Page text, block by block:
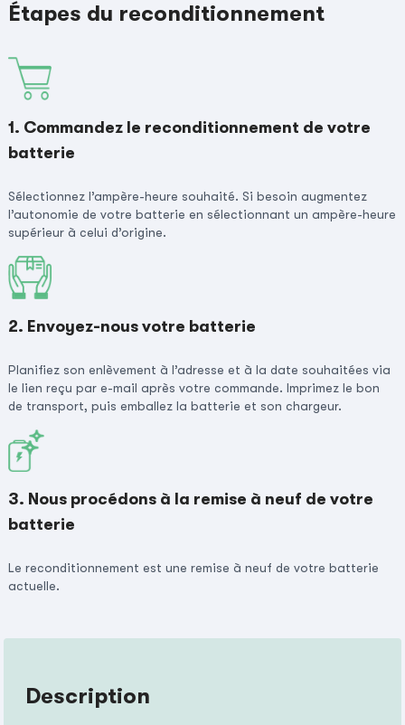
Étapes du reconditionnement
1. Commandez le reconditionnement de votre
batterie
Sélectionnez l’ampère-heure souhaité. Si besoin augmentez
l’autonomie de votre batterie en sélectionnant un ampère-heure
supérieur à celui d’origine.
2. Envoyez-nous votre batterie
Planifiez son enlèvement à l’adresse et à la date souhaitées via
le lien reçu par e-mail après votre commande. Imprimez le bon
de transport, puis emballez la batterie et son chargeur.
3. Nous procédons à la remise à neuf de votre
batterie
Le reconditionnement est une remise à neuf de votre batterie
actuelle.
Description